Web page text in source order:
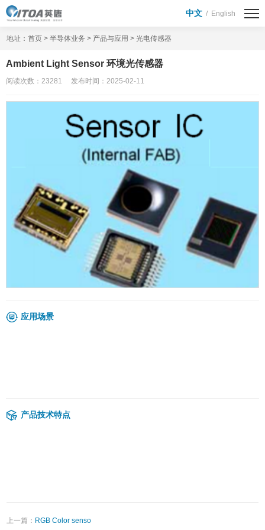
中文 / English
首页
半导体业务
代理分销业务
功率/模拟器件
Soc / MCU
显示驱动芯片
模块模组
第三代半导体
激光发射器
被动器件
投资者关系
公司公告
投关活动
互动问答
券商研报
公司简介
董事长寄语
招兵买马
地址：首页 >半导体业务 > 产品与应用 >光电传感器
Ambient Light Sensor 环境光传感器
阅读次数：23281 发布时间：2025-02-11
应用场景
产品技术特点
上一篇： RGB Color senso